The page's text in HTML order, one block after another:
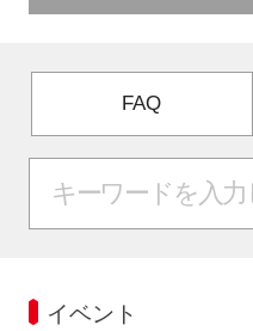
FAQ
イベント